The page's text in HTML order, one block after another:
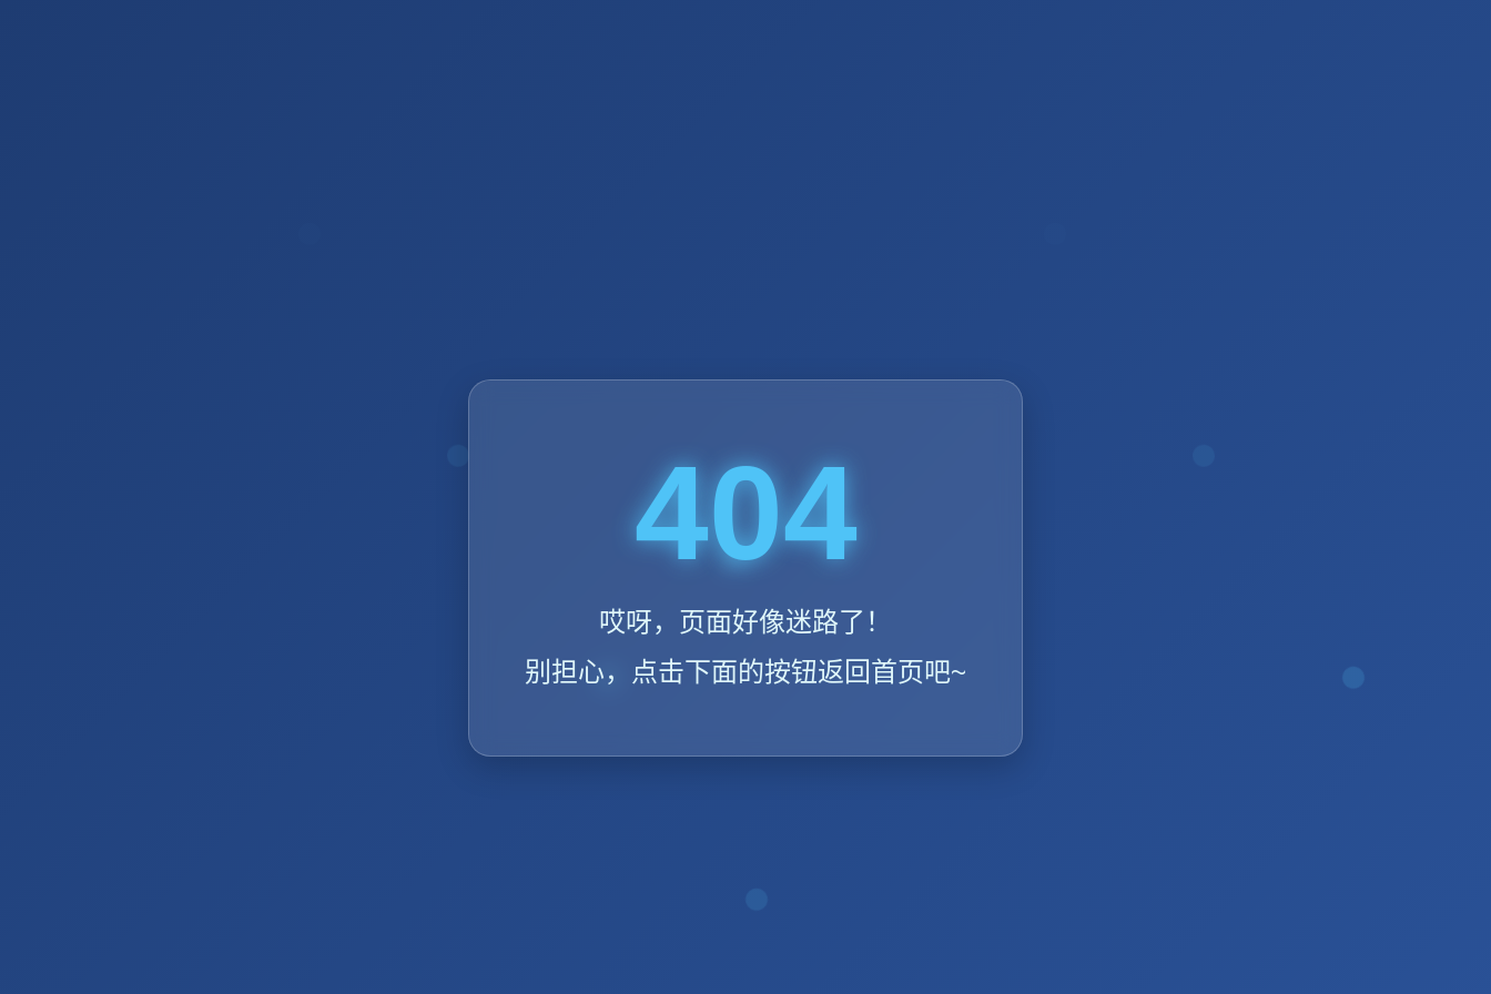
404
哎呀，页面好像迷路了！
别担心，点击下面的按钮返回首页吧~